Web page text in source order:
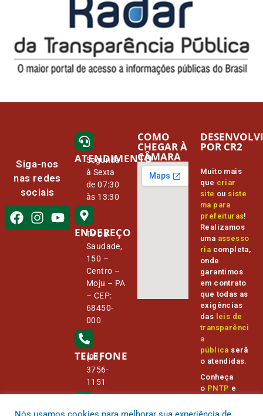
Siga-nos
nas redes
sociais
ATENDIMENTO
Segunda
à Sexta
de 07:30
às 13:30
ENDEREÇO
Tv Da
Saudade,
150 –
Centro –
Moju – PA
– CEP:
68450-
000
TELEFONE
(91)
3756-
1151
COMO
CHEGAR À
CÂMARA
Muito mais
que criar
site ou siste
ma para
prefeituras!
Realizamos
uma assesso
ria completa,
onde
garantimos
em contrato
que todas as
exigências
das leis de
transparênci
a
pública serã
o atendidas.
Conheça
o PNTP e
Transparênc
POR CR2